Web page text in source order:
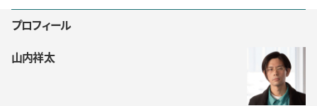
プロフィール
山内祥太